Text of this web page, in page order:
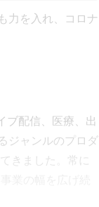
力を入れ、コロナ
ブ配信、医療、出
ジャンルのプロダ
きました。常に